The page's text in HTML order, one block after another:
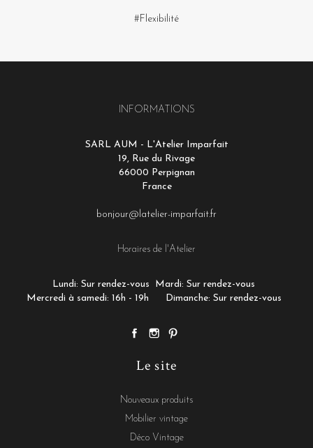
#Flexibilité
INFORMATIONS
SARL AUM - L'Atelier Imparfait
19, Rue du Rivage
66000 Perpignan
France
bonjour@latelier-imparfait.fr
Horaires de l'Atelier
Lundi: Sur rendez-vous
Mardi: Sur rendez-vous
Mercredi à samedi: 16h - 19h
Dimanche: Sur rendez-vous
Le site
Nouveaux produits
Mobilier vintage
Déco Vintage